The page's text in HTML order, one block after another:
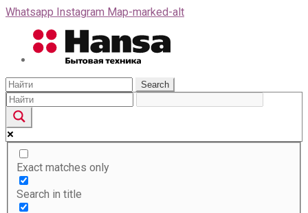
Whatsapp Instagram Map-marked-alt
Search
Exact matches only
Search in title